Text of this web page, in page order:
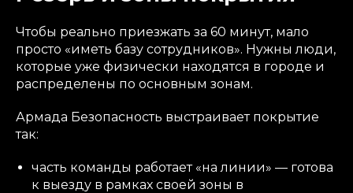
Чтобы реально приезжать за 60 минут, мало
просто «иметь базу сотрудников». Нужны люди,
которые уже физически находятся в городе и
распределены по основным зонам.
Армада Безопасность выстраивает покрытие
так:
часть команды работает «на линии» — готова
к выезду в рамках своей зоны в